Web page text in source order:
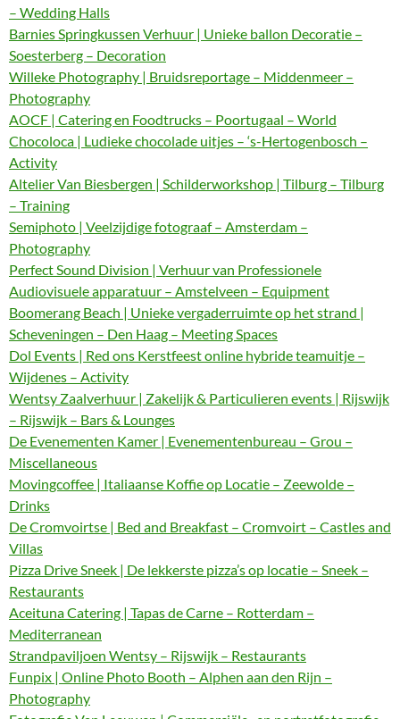
– Wedding Halls
Barnies Springkussen Verhuur | Unieke ballon Decoratie –
Soesterberg – Decoration
Willeke Photography | Bruidsreportage – Middenmeer –
Photography
AOCF | Catering en Foodtrucks – Poortugaal – World
Chocoloca | Ludieke chocolade uitjes – ‘s-Hertogenbosch –
Activity
Altelier Van Biesbergen | Schilderworkshop | Tilburg – Tilburg
– Training
Semiphoto | Veelzijdige fotograaf – Amsterdam –
Photography
Perfect Sound Division | Verhuur van Professionele
Audiovisuele apparatuur – Amstelveen – Equipment
Boomerang Beach | Unieke vergaderruimte op het strand |
Scheveningen – Den Haag – Meeting Spaces
Dol Events | Red ons Kerstfeest online hybride teamuitje –
Wijdenes – Activity
Wentsy Zaalverhuur | Zakelijk & Particulieren events | Rijswijk
– Rijswijk – Bars & Lounges
De Evenementen Kamer | Evenementenbureau – Grou –
Miscellaneous
Movingcoffee | Italiaanse Koffie op Locatie – Zeewolde –
Drinks
De Cromvoirtse | Bed and Breakfast – Cromvoirt – Castles and
Villas
Pizza Drive Sneek | De lekkerste pizza’s op locatie – Sneek –
Restaurants
Aceituna Catering | Tapas de Carne – Rotterdam –
Mediterranean
Strandpaviljoen Wentsy – Rijswijk – Restaurants
Funpix | Online Photo Booth – Alphen aan den Rijn –
Photography